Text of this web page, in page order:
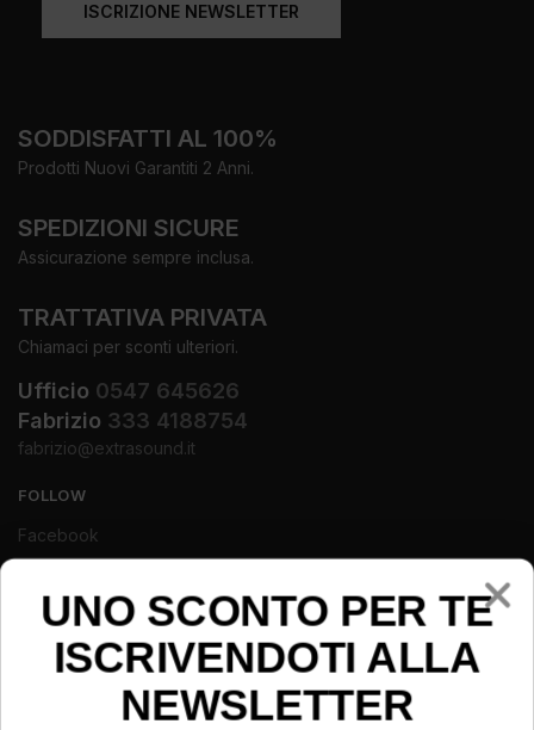
ISCRIZIONE NEWSLETTER
SODDISFATTI AL 100%
Prodotti Nuovi Garantiti 2 Anni.
SPEDIZIONI SICURE
Assicurazione sempre inclusa.
TRATTATIVA PRIVATA
Chiamaci per sconti ulteriori.
Ufficio 0547 645626
Fabrizio 333 4188754
fabrizio@extrasound.it
FOLLOW
Facebook
Instagram
Youtube
UNO SCONTO PER TE
ISCRIVENDOTI ALLA
NEWSLETTER